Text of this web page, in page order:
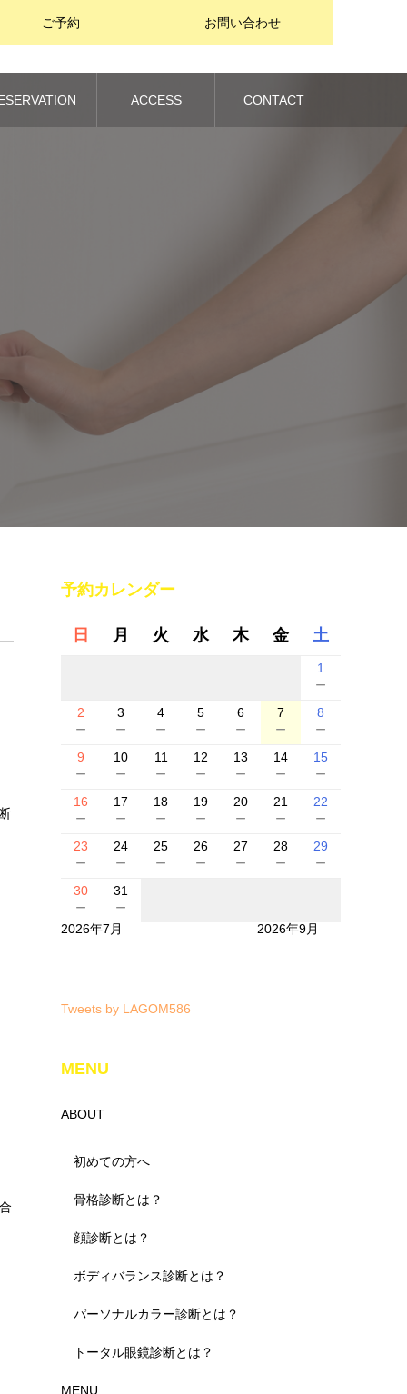
ご予約 お問い合わせ
ACCESS CONTACT
予約カレンダー
日 月 火 水 木 金 土
1
－
2
－
3
－
4
－
5
－
6
－
7
－
8
－
9
－
10
－
11
－
12
－
13
－
14
－
15
－
16
－
17
－
18
－
19
－
20
－
21
－
22
－
23
－
24
－
25
－
26
－
27
－
28
－
29
－
30
－
31
－
2026年7月 2026年9月
Tweets by LAGOM586
MENU
ABOUT
初めての方へ
骨格診断とは？
顔診断とは？
ボディバランス診断とは？
パーソナルカラー診断とは？
トータル眼鏡診断とは？
MENU